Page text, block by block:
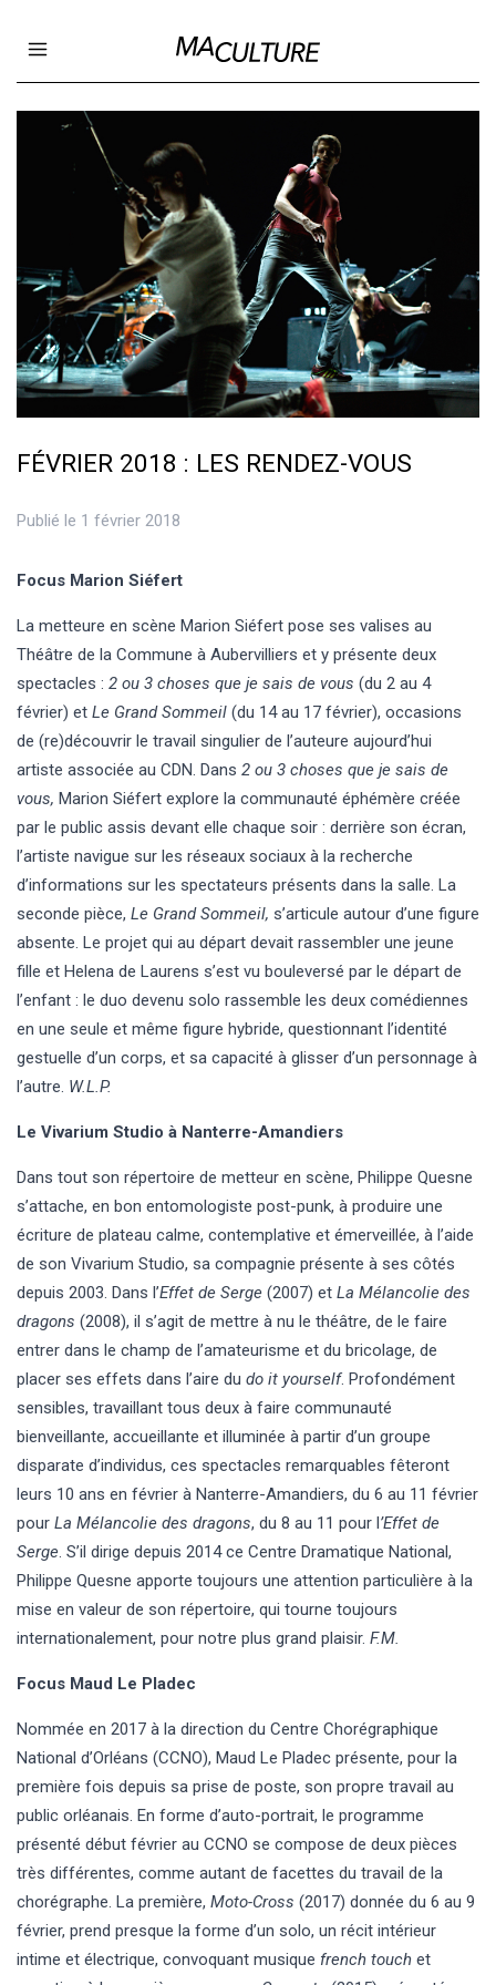
Open main menu
Ma Culture
FÉVRIER 2018 : LES RENDEZ-VOUS
Publié le 1 février 2018
Focus Marion Siéfert
La metteure en scène Marion Siéfert pose ses valises au
Théâtre de la Commune à Aubervilliers et y présente deux
spectacles : 2 ou 3 choses que je sais de vous (du 2 au 4
février) et Le Grand Sommeil (du 14 au 17 février), occasions
de (re)découvrir le travail singulier de l’auteure aujourd’hui
artiste associée au CDN. Dans 2 ou 3 choses que je sais de
vous, Marion Siéfert explore la communauté éphémère créée
par le public assis devant elle chaque soir : derrière son écran,
l’artiste navigue sur les réseaux sociaux à la recherche
d’informations sur les spectateurs présents dans la salle. La
seconde pièce, Le Grand Sommeil, s’articule autour d’une figure
absente. Le projet qui au départ devait rassembler une jeune
fille et Helena de Laurens s’est vu bouleversé par le départ de
l’enfant : le duo devenu solo rassemble les deux comédiennes
en une seule et même figure hybride, questionnant l’identité
gestuelle d’un corps, et sa capacité à glisser d’un personnage à
l’autre. W.L.P.
Le Vivarium Studio à Nanterre-Amandiers
Dans tout son répertoire de metteur en scène, Philippe Quesne
s’attache, en bon entomologiste post-punk, à produire une
écriture de plateau calme, contemplative et émerveillée, à l’aide
de son Vivarium Studio, sa compagnie présente à ses côtés
depuis 2003. Dans l’Effet de Serge (2007) et La Mélancolie des
dragons (2008), il s’agit de mettre à nu le théâtre, de le faire
entrer dans le champ de l’amateurisme et du bricolage, de
placer ses effets dans l’aire du do it yourself. Profondément
sensibles, travaillant tous deux à faire communauté
bienveillante, accueillante et illuminée à partir d’un groupe
disparate d’individus, ces spectacles remarquables fêteront
leurs 10 ans en février à Nanterre-Amandiers, du 6 au 11 février
pour La Mélancolie des dragons, du 8 au 11 pour l’Effet de
Serge. S’il dirige depuis 2014 ce Centre Dramatique National,
Philippe Quesne apporte toujours une attention particulière à la
mise en valeur de son répertoire, qui tourne toujours
internationalement, pour notre plus grand plaisir. F.M.
Focus Maud Le Pladec
Nommée en 2017 à la direction du Centre Chorégraphique
National d’Orléans (CCNO), Maud Le Pladec présente, pour la
première fois depuis sa prise de poste, son propre travail au
public orléanais. En forme d’auto-portrait, le programme
présenté début février au CCNO se compose de deux pièces
très différentes, comme autant de facettes du travail de la
chorégraphe. La première, Moto-Cross (2017) donnée du 6 au 9
février, prend presque la forme d’un solo, un récit intérieur
intime et électrique, convoquant musique french touch et